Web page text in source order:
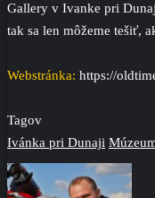
Gallery v Ivanke pri
tak sa len môžeme tešiť,
Webstránka: https://
Tagov
Ivánka pri Dunaji